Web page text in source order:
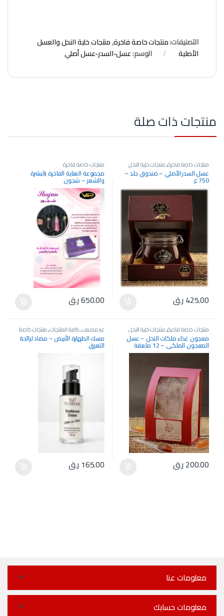
التصنيفات:منتجات خاصة فاخرة,منتجات خلية النحل والعسل
الأصلية
الوسم:عسل-السدر-عسل أصلي
منتجات ذات صلة
منتجات خاصة فاخرة,منتجات خلية النحل
والعسل الأصلية
عسل السدر الأصلي – صندوق جلد –
750 غ
425.00 ر.ق
منتجات خاصة فاخرة
مجموعة العناية الفاخرة بالبشرة
والشعر – شجون
650.00ر.ق
منتجات خاصة فاخرة,منتجات خلية النحل
والعسل الأصلية
معجون غذاء ملكات النحل – عسل
المعجون الملكي – 12 ملعقة
200.00 ر.ق
غير مصنف,كافة المنتجات,منتجات خاصة
فاخرة
مسك الطهارة الأبيض – مضاد لرائحة
التعرق
165.00 ر.ق
معلومات عنا
معلومات حسابك